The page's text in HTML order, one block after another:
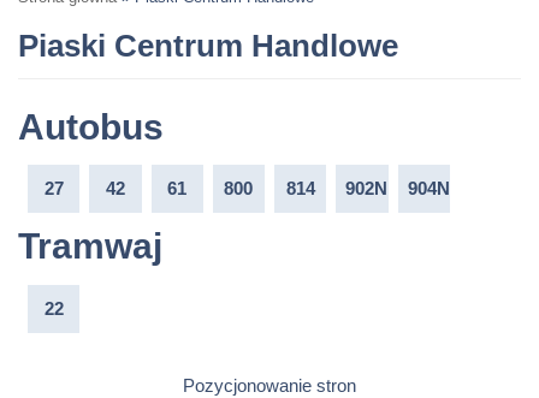
Piaski Centrum Handlowe
Autobus
27 42 61 800 814 902N 904N
Tramwaj
22
Pozycjonowanie stron